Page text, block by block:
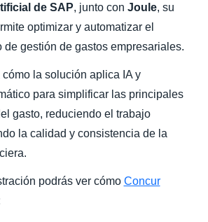
Norway (English)
de SAP, junto con Joule, su
optimizar y automatizar el
de gestión de gastos empresariales.
cómo la solución aplica IA y
para simplificar las principales
gasto, reduciendo el trabajo
la calidad y consistencia de la
podrás ver cómo Concur